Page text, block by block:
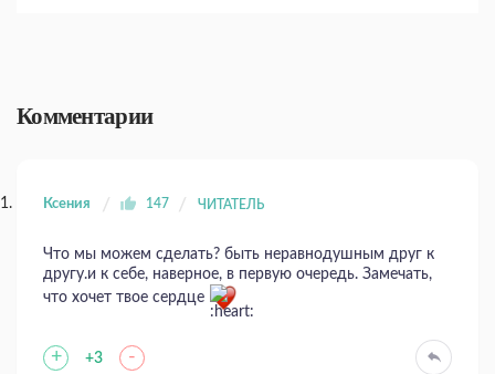
Комментарии
Ксения 147 ЧИТАТЕЛЬ
Что мы можем сделать? быть неравнодушным друг к
другу.и к себе, наверное, в первую очередь. Замечать,
что хочет твое сердце
+ +3 -